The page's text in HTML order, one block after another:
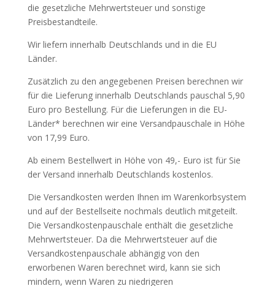
die gesetzliche Mehrwertsteuer und sonstige
Preisbestandteile.
Wir liefern innerhalb Deutschlands und in die EU
Länder.
Zusätzlich zu den angegebenen Preisen berechnen wir
für die Lieferung innerhalb Deutschlands pauschal 5,90
Euro pro Bestellung. Für die Lieferungen in die EU-
Länder* berechnen wir eine Versandpauschale in Höhe
von 17,99 Euro.
Ab einem Bestellwert in Höhe von 49,- Euro ist für Sie
der Versand innerhalb Deutschlands kostenlos.
Die Versandkosten werden Ihnen im Warenkorbsystem
und auf der Bestellseite nochmals deutlich mitgeteilt.
Die Versandkostenpauschale enthält die gesetzliche
Mehrwertsteuer. Da die Mehrwertsteuer auf die
Versandkostenpauschale abhängig von den
erworbenen Waren berechnet wird, kann sie sich
mindern, wenn Waren zu niedrigeren